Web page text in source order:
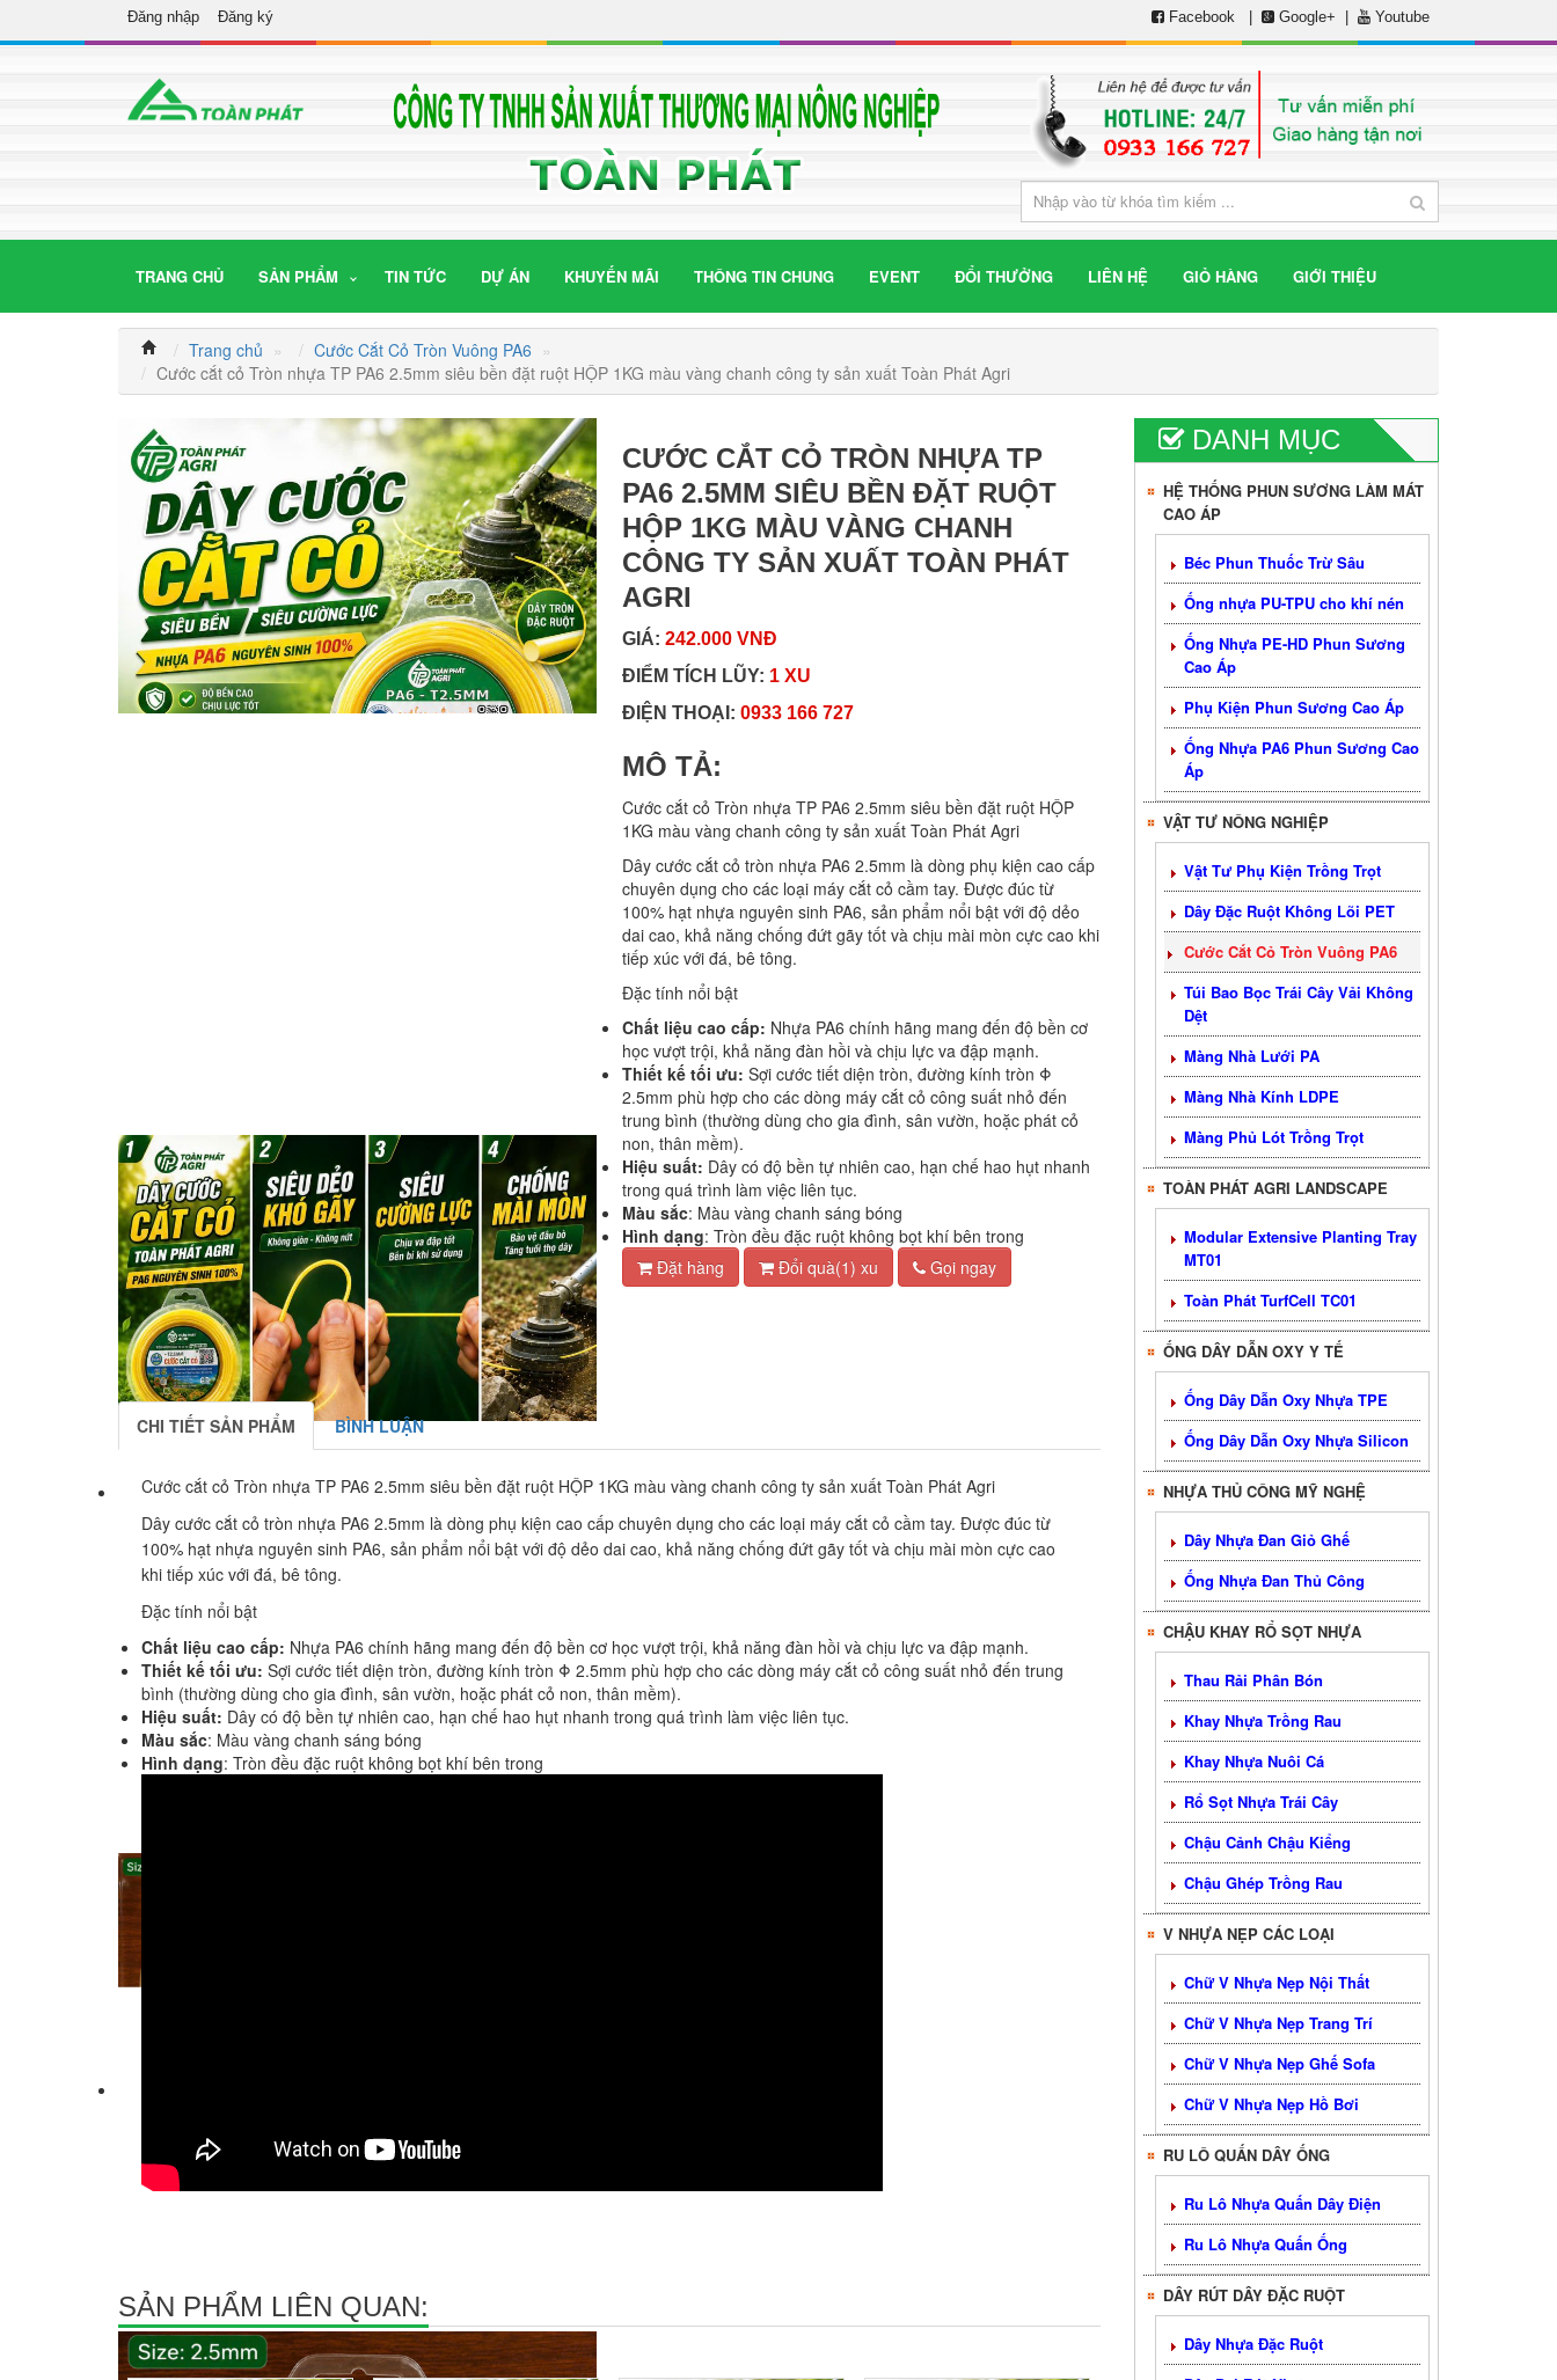
Đăng nhập Đăng ký Facebook Google+ Youtube
TRANG CHỦ SẢN PHẨM TIN TỨC DỰ ÁN KHUYẾN MÃI THÔNG TIN CHUNG EVENT ĐỔI THƯỞNG LIÊN HỆ GIỎ HÀNG GIỚI THIỆU
Trang chủ » Cước Cắt Cỏ Tròn Vuông PA6 »
Cước cắt cỏ Tròn nhựa TP PA6 2.5mm siêu bền đặt ruột HỘP 1KG màu vàng chanh công ty sản xuất Toàn Phát Agri
CƯỚC CẮT CỎ TRÒN NHỰA TP
PA6 2.5MM SIÊU BỀN ĐẶT RUỘT
HỘP 1KG MÀU VÀNG CHANH
CÔNG TY SẢN XUẤT TOÀN PHÁT
AGRI
GIÁ: 242.000 VNĐ
ĐIỂM TÍCH LŨY: 1 XU
ĐIỆN THOẠI: 0933 166 727
MÔ TẢ:
Cước cắt cỏ Tròn nhựa TP PA6 2.5mm siêu bền đặt ruột HỘP
1KG màu vàng chanh công ty sản xuất Toàn Phát Agri
Dây cước cắt cỏ tròn nhựa PA6 2.5mm là dòng phụ kiện cao cấp
chuyên dụng cho các loại máy cắt cỏ cầm tay. Được đúc từ
100% hạt nhựa nguyên sinh PA6, sản phẩm nổi bật với độ dẻo
dai cao, khả năng chống đứt gãy tốt và chịu mài mòn cực cao khi
tiếp xúc với đá, bê tông.
Đặc tính nổi bật
Chất liệu cao cấp: Nhựa PA6 chính hãng mang đến độ bền cơ
học vượt trội, khả năng đàn hồi và chịu lực va đập mạnh.
Thiết kế tối ưu: Sợi cước tiết diện tròn, đường kính tròn Φ
2.5mm phù hợp cho các dòng máy cắt cỏ công suất nhỏ đến
trung bình (thường dùng cho gia đình, sân vườn, hoặc phát cỏ
non, thân mềm).
Hiệu suất: Dây có độ bền tự nhiên cao, hạn chế hao hụt nhanh
trong quá trình làm việc liên tục.
Màu sắc: Màu vàng chanh sáng bóng
Hình dạng: Tròn đều đặc ruột không bọt khí bên trong
Đặt hàng
Đổi quà(1) xu Gọi ngay
CHI TIẾT SẢN PHẨM BÌNH LUẬN
Cước cắt cỏ Tròn nhựa TP PA6 2.5mm siêu bền đặt ruột HỘP 1KG màu vàng chanh công ty sản xuất Toàn Phát Agri
Dây cước cắt cỏ tròn nhựa PA6 2.5mm là dòng phụ kiện cao cấp chuyên dụng cho các loại máy cắt cỏ cầm tay. Được đúc từ
100% hạt nhựa nguyên sinh PA6, sản phẩm nổi bật với độ dẻo dai cao, khả năng chống đứt gãy tốt và chịu mài mòn cực cao
khi tiếp xúc với đá, bê tông.
Đặc tính nổi bật
Chất liệu cao cấp: Nhựa PA6 chính hãng mang đến độ bền cơ học vượt trội, khả năng đàn hồi và chịu lực va đập mạnh.
Thiết kế tối ưu: Sợi cước tiết diện tròn, đường kính tròn Φ 2.5mm phù hợp cho các dòng máy cắt cỏ công suất nhỏ đến trung
bình (thường dùng cho gia đình, sân vườn, hoặc phát cỏ non, thân mềm).
Hiệu suất: Dây có độ bền tự nhiên cao, hạn chế hao hụt nhanh trong quá trình làm việc liên tục.
Màu sắc: Màu vàng chanh sáng bóng
Hình dạng: Tròn đều đặc ruột không bọt khí bên trong
SẢN PHẨM LIÊN QUAN:
DANH MỤC
HỆ THỐNG PHUN SƯƠNG LÀM MÁT
CAO ÁP
Béc Phun Thuốc Trừ Sâu
Ống nhựa PU-TPU cho khí nén
Ống Nhựa PE-HD Phun Sương
Cao Áp
Phụ Kiện Phun Sương Cao Áp
Ống Nhựa PA6 Phun Sương Cao
Áp
VẬT TƯ NÔNG NGHIỆP
Vật Tư Phụ Kiện Trồng Trọt
Dây Đặc Ruột Không Lõi PET
Cước Cắt Cỏ Tròn Vuông PA6
Túi Bao Bọc Trái Cây Vải Không
Dệt
Màng Nhà Lưới PA
Màng Nhà Kính LDPE
Màng Phủ Lót Trồng Trọt
TOÀN PHÁT AGRI LANDSCAPE
Modular Extensive Planting Tray
MT01
Toàn Phát TurfCell TC01
ỐNG DÂY DẪN OXY Y TẾ
Ống Dây Dẫn Oxy Nhựa TPE
Ống Dây Dẫn Oxy Nhựa Silicon
NHỰA THỦ CÔNG MỸ NGHỆ
Dây Nhựa Đan Giỏ Ghế
Ống Nhựa Đan Thủ Công
CHẬU KHAY RỔ SỌT NHỰA
Thau Rải Phân Bón
Khay Nhựa Trồng Rau
Khay Nhựa Nuôi Cá
Rổ Sọt Nhựa Trái Cây
Chậu Cảnh Chậu Kiểng
Chậu Ghép Trồng Rau
V NHỰA NẸP CÁC LOẠI
Chữ V Nhựa Nẹp Nội Thất
Chữ V Nhựa Nẹp Trang Trí
Chữ V Nhựa Nẹp Ghế Sofa
Chữ V Nhựa Nẹp Hồ Bơi
RU LÔ QUẤN DÂY ỐNG
Ru Lô Nhựa Quấn Dây Điện
Ru Lô Nhựa Quấn Ống
DÂY RÚT DÂY ĐẶC RUỘT
Dây Nhựa Đặc Ruột